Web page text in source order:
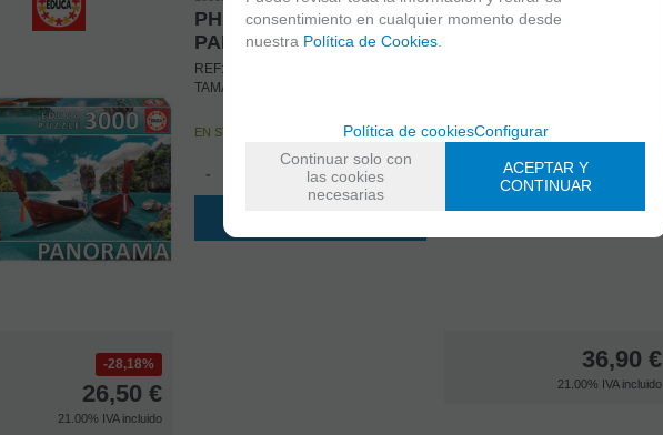
28,18%
26,50 €
21.00% IVA incluido
PHUKET - TAILANDIA
PANORAMA
REF: 18581 Nº DE PIEZAS: 3.000
TAMAÑO: 144X68
EN STOCK
-
36,90 €
21.00% IVA incluido
consentimiento en cualquier momento desde
nuestra Política de Cookies
Política de cookiesConfigurar
Continuar solo con
las cookies
necesarias
ACEPTAR Y
CONTINUAR